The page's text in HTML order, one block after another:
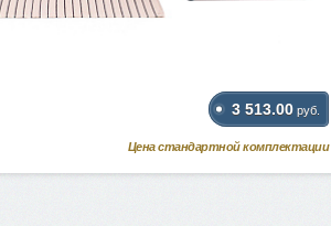
3 513.00 руб.
Цена стандартной комплектации